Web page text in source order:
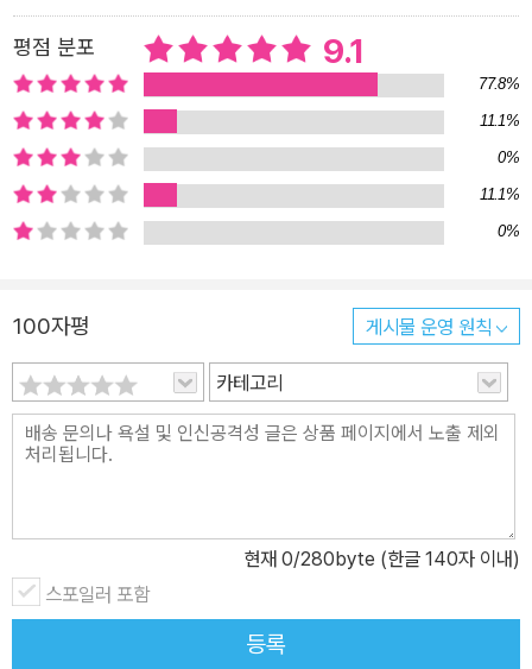
구성되어 있다. 이 책은 원소들의 순수한 표본뿐만 아니라, 다른 원소
들끼리의 합성물, 일상생활과 산업현장에서 사용되는 원소의 예들을
보여주는 매혹적인 사진들로 구성되어 있다. 보는 것만으로도 눈이
즐거운 이 책은 화학수업 시간에 배우는 원소 주기율표에 대한 악몽
을 환희로 바꾸어줄지도 모른다. *책과 동일한 내용을 애플 아이패드
와 아이폰에서 볼 수 있는 애플리케이션이 출시될 예정이다.
평점 분포 9.1
77.8%
11.1%
0%
11.1%
0%
100자평 게시물 운영 원칙
카테고리
현재 0/280byte (한글 140자 이내)
스포일러 포함
등록